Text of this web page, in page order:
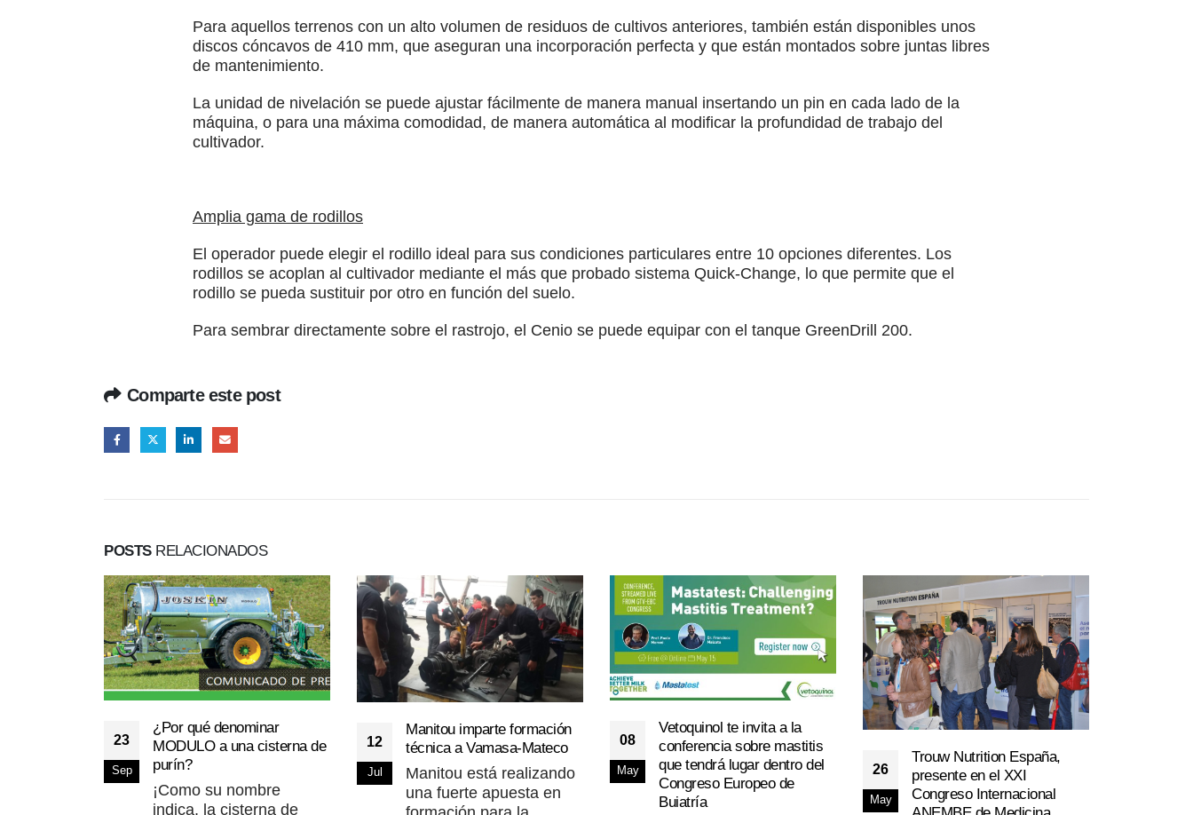
Para aquellos terrenos con un alto volumen de residuos de cultivos anteriores, también están disponibles unos
discos cóncavos de 410 mm, que aseguran una incorporación perfecta y que están montados sobre juntas libres
de mantenimiento.
La unidad de nivelación se puede ajustar fácilmente de manera manual insertando un pin en cada lado de la
máquina, o para una máxima comodidad, de manera automática al modificar la profundidad de trabajo del
cultivador.
Amplia gama de rodillos
El operador puede elegir el rodillo ideal para sus condiciones particulares entre 10 opciones diferentes. Los
rodillos se acoplan al cultivador mediante el más que probado sistema Quick-Change, lo que permite que el
rodillo se pueda sustituir por otro en función del suelo.
Para sembrar directamente sobre el rastrojo, el Cenio se puede equipar con el tanque GreenDrill 200.
Comparte este post
POSTSRELACIONADOS
23
Sep
¿Por qué denominar
MODULO a una cisterna de
purín?
¡Como su nombre
indica, la cisterna de
12
Jul
Manitou imparte formación
técnica a Vamasa-Mateco
Manitou está realizando
una fuerte apuesta en
08
May
Vetoquinol te invita a la
conferencia sobre mastitis
que tendrá lugar dentro del
Congreso Europeo de
Buiatría
26
May
Trouw Nutrition España,
presente en el XXI
Congreso Internacional